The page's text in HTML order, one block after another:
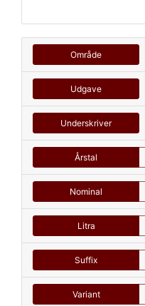
Område
Udgave
Underskriver
Årstal
Nominal
Litra
Suffix
Variant